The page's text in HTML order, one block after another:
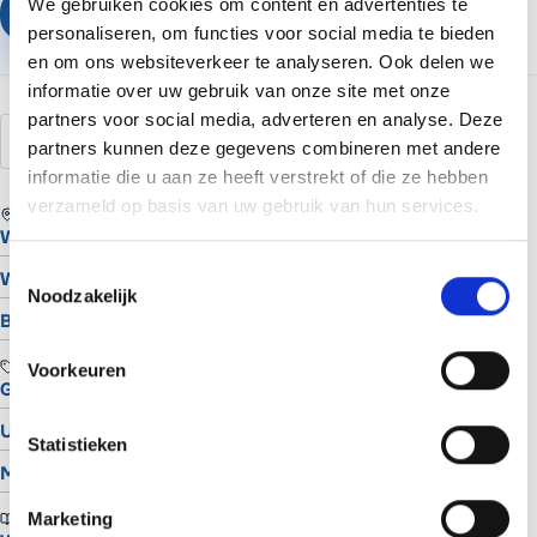
We gebruiken cookies om content en advertenties te
personaliseren, om functies voor social media te bieden
en om ons websiteverkeer te analyseren. Ook delen we
informatie over uw gebruik van onze site met onze
partners voor social media, adverteren en analyse. Deze
partners kunnen deze gegevens combineren met andere
informatie die u aan ze heeft verstrekt of die ze hebben
verzameld op basis van uw gebruik van hun services.
Toestemmingsselectie
Noodzakelijk
Voorkeuren
Statistieken
Marketing
Plan een vrijblijvend gesprek
utm tracking campagne analytics url
REGIO
Website laten maken in Assen
Website laten maken in Groningen
Bekijk alle locaties
TOOLS
Gratis Logo Maker
UTM Builder
Meta Snippet Generator
BRANCHES